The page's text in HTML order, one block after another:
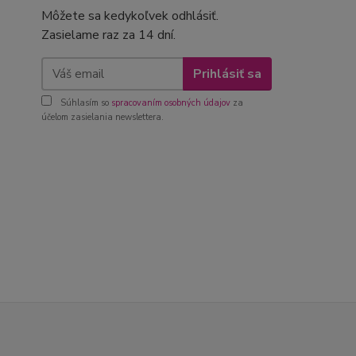
Môžete sa kedykoľvek odhlásiť.
Zasielame raz za 14 dní.
Prihlásiť sa
Súhlasím so spracovaním osobných údajov za
účelom zasielania newslettera.